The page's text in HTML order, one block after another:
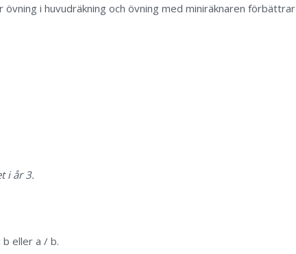
i huvudräkning och övning med miniräknaren förbättrar
i år 3.
b eller a / b.